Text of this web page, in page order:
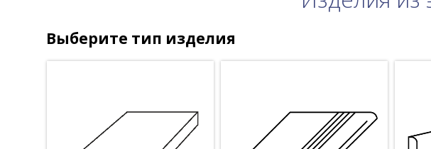
Выберите тип изделия